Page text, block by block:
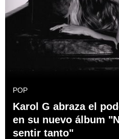
POP
Karol G abraza el
en su nuevo álbum
sentir tanto"